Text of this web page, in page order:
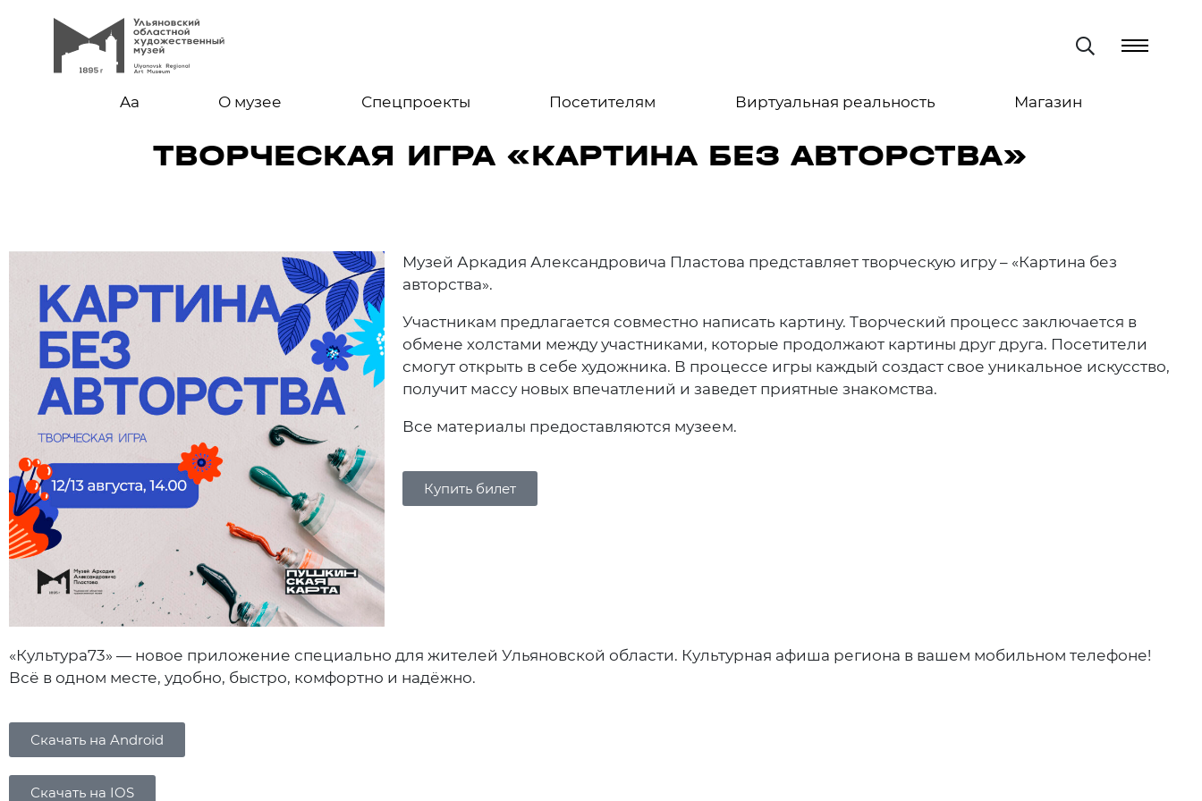
Aa О музее Спецпроекты Посетителям Виртуальная реальность Магазин
ТВОРЧЕСКАЯ ИГРА «КАРТИНА БЕЗ АВТОРСТВА»
Музей Аркадия Александровича Пластова представляет творческую игру – «Картина без
авторства».
Участникам предлагается совместно написать картину. Творческий процесс заключается в
обмене холстами между участниками, которые продолжают картины друг друга. Посетители
смогут открыть в себе художника. В процессе игры каждый создаст свое уникальное искусство,
получит массу новых впечатлений и заведет приятные знакомства.
Все материалы предоставляются музеем.
Купить билет
«Культура73» — новое приложение специально для жителей Ульяновской области. Культурная афиша региона в вашем мобильном телефоне!
Всё в одном месте, удобно, быстро, комфортно и надёжно.
Скачать на Android
Скачать на IOS